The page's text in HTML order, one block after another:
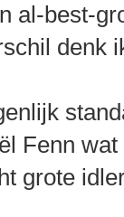
al-best-
denk
Fenn
grote